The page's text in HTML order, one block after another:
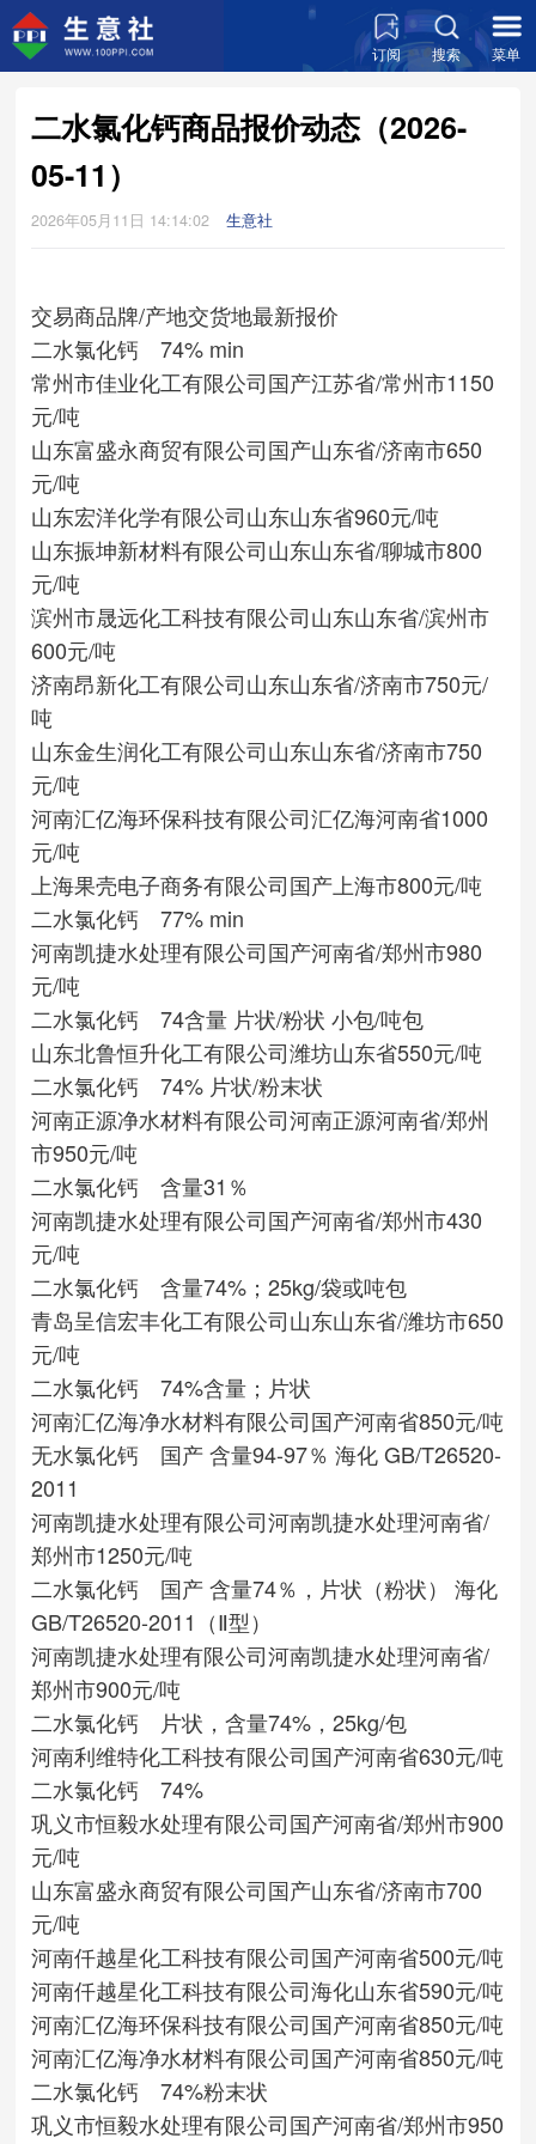
订阅 搜索 菜单
二水氯化钙商品报价动态（2026-
05-11）
2026年05月11日 14:14:02 生意社
交易商品牌/产地交货地最新报价
二水氯化钙 74% min
常州市佳业化工有限公司国产江苏省/常州市1150
元/吨
山东富盛永商贸有限公司国产山东省/济南市650
元/吨
山东宏洋化学有限公司山东山东省960元/吨
山东振坤新材料有限公司山东山东省/聊城市800
元/吨
滨州市晟远化工科技有限公司山东山东省/滨州市
600元/吨
济南昂新化工有限公司山东山东省/济南市750元/
吨
山东金生润化工有限公司山东山东省/济南市750
元/吨
河南汇亿海环保科技有限公司汇亿海河南省1000
元/吨
上海果壳电子商务有限公司国产 上海市800元/吨
二水氯化钙 77% min
河南凯捷水处理有限公司国产河南省/郑州市980
元/吨
二水氯化钙 74含量 片状/粉状 小包/吨包
山东北鲁恒升化工有限公司潍坊山东省550元/吨
二水氯化钙 74% 片状/粉末状
河南正源净水材料有限公司河南正源河南省/郑州
市950元/吨
二水氯化钙 含量31％
河南凯捷水处理有限公司国产河南省/郑州市430
元/吨
二水氯化钙 含量74%；25kg/袋或吨包
青岛呈信宏丰化工有限公司山东山东省/潍坊市650
元/吨
二水氯化钙 74%含量；片状
河南汇亿海净水材料有限公司国产河南省850元/吨
无水氯化钙 国产 含量94-97％ 海化 GB/T26520-
2011
河南凯捷水处理有限公司河南凯捷水处理河南省/
郑州市1250元/吨
二水氯化钙 国产 含量74％，片状（粉状） 海化
GB/T26520-2011（Ⅱ型）
河南凯捷水处理有限公司河南凯捷水处理河南省/
郑州市900元/吨
二水氯化钙 片状，含量74%，25kg/包
河南利维特化工科技有限公司国产河南省630元/吨
二水氯化钙 74%
巩义市恒毅水处理有限公司国产河南省/郑州市900
元/吨
山东富盛永商贸有限公司国产山东省/济南市700
元/吨
河南仟越星化工科技有限公司国产河南省500元/吨
河南仟越星化工科技有限公司海化山东省590元/吨
河南汇亿海环保科技有限公司国产河南省850元/吨
河南汇亿海净水材料有限公司国产河南省850元/吨
二水氯化钙 74%粉末状
巩义市恒毅水处理有限公司国产河南省/郑州市950